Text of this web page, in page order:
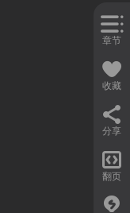
章节
收藏
分享

翻页